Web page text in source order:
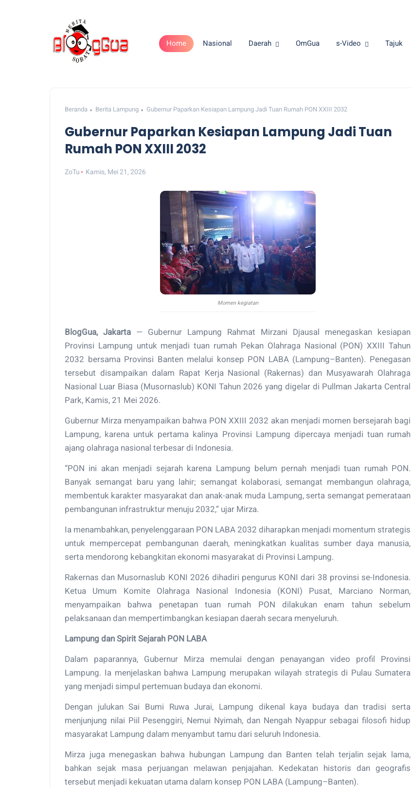
Home Nasional Daerah OmGua s-Video Tajuk
Beranda Berita Lampung Gubernur Paparkan Kesiapan Lampung Jadi Tuan Rumah PON XXIII 2032
Gubernur Paparkan Kesiapan Lampung Jadi Tuan
Rumah PON XXIII 2032
ZoTu Kamis, Mei 21, 2026
Momen kegiatan
BlogGua, Jakarta — Gubernur Lampung Rahmat Mirzani Djausal menegaskan kesiapan
Provinsi Lampung untuk menjadi tuan rumah Pekan Olahraga Nasional (PON) XXIII Tahun
2032 bersama Provinsi Banten melalui konsep PON LABA (Lampung–Banten). Penegasan
tersebut disampaikan dalam Rapat Kerja Nasional (Rakernas) dan Musyawarah Olahraga
Nasional Luar Biasa (Musornaslub) KONI Tahun 2026 yang digelar di Pullman Jakarta Central
Park, Kamis, 21 Mei 2026.
Gubernur Mirza menyampaikan bahwa PON XXIII 2032 akan menjadi momen bersejarah bagi
Lampung, karena untuk pertama kalinya Provinsi Lampung dipercaya menjadi tuan rumah
ajang olahraga nasional terbesar di Indonesia.
“PON ini akan menjadi sejarah karena Lampung belum pernah menjadi tuan rumah PON.
Banyak semangat baru yang lahir; semangat kolaborasi, semangat membangun olahraga,
membentuk karakter masyarakat dan anak-anak muda Lampung, serta semangat pemerataan
pembangunan infrastruktur menuju 2032,” ujar Mirza.
Ia menambahkan, penyelenggaraan PON LABA 2032 diharapkan menjadi momentum strategis
untuk mempercepat pembangunan daerah, meningkatkan kualitas sumber daya manusia,
serta mendorong kebangkitan ekonomi masyarakat di Provinsi Lampung.
Rakernas dan Musornaslub KONI 2026 dihadiri pengurus KONI dari 38 provinsi se-Indonesia.
Ketua Umum Komite Olahraga Nasional Indonesia (KONI) Pusat, Marciano Norman,
menyampaikan bahwa penetapan tuan rumah PON dilakukan enam tahun sebelum
pelaksanaan dan mempertimbangkan kesiapan daerah secara menyeluruh.
Lampung dan Spirit Sejarah PON LABA
Dalam paparannya, Gubernur Mirza memulai dengan penayangan video profil Provinsi
Lampung. Ia menjelaskan bahwa Lampung merupakan wilayah strategis di Pulau Sumatera
yang menjadi simpul pertemuan budaya dan ekonomi.
Dengan julukan Sai Bumi Ruwa Jurai, Lampung dikenal kaya budaya dan tradisi serta
menjunjung nilai Piil Pesenggiri, Nemui Nyimah, dan Nengah Nyappur sebagai filosofi hidup
masyarakat Lampung dalam menyambut tamu dari seluruh Indonesia.
Mirza juga menegaskan bahwa hubungan Lampung dan Banten telah terjalin sejak lama,
bahkan sejak masa perjuangan melawan penjajahan. Kedekatan historis dan geografis
tersebut menjadi kekuatan utama dalam konsep PON LABA (Lampung–Banten).